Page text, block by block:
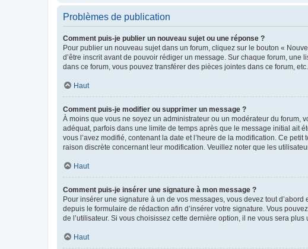
Problèmes de publication
Comment puis-je publier un nouveau sujet ou une réponse ?
Pour publier un nouveau sujet dans un forum, cliquez sur le bouton «
d’être inscrit avant de pouvoir rédiger un message. Sur chaque forum,
dans ce forum, vous pouvez transférer des pièces jointes dans ce forum, etc.
Haut
Comment puis-je modifier ou supprimer un message ?
À moins que vous ne soyez un administrateur ou un modérateur du forum,
adéquat, parfois dans une limite de temps après que le message initial ait
vous l’avez modifié, contenant la date et l’heure de la modification. Ce
raison discrète concernant leur modification. Veuillez noter que les
Haut
Comment puis-je insérer une signature à mon message ?
Pour insérer une signature à un de vos messages, vous devez tout
depuis le formulaire de rédaction afin d’insérer votre signature. Vous
de l’utilisateur. Si vous choisissez cette dernière option, il ne vous sera
Haut